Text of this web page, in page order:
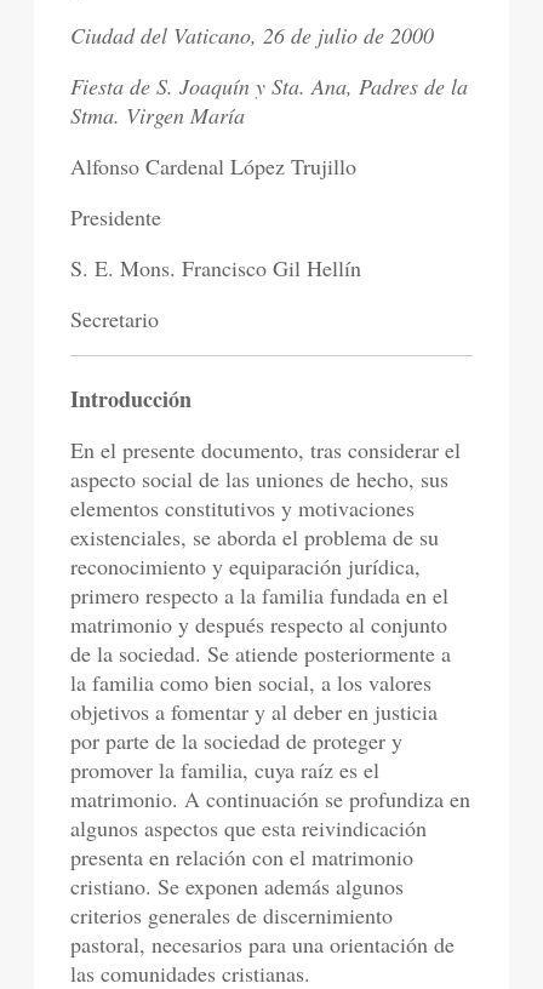
Ciudad del Vaticano, 26 de julio de 2000
Fiesta de S. Joaquín y Sta. Ana, Padres de la
Stma. Virgen María
Alfonso Cardenal López Trujillo
Presidente
S. E. Mons. Francisco Gil Hellín
Secretario
Introducción
En el presente documento, tras considerar el
aspecto social de las uniones de hecho, sus
elementos constitutivos y motivaciones
existenciales, se aborda el problema de su
reconocimiento y equiparación jurídica,
primero respecto a la familia fundada en el
matrimonio y después respecto al conjunto
de la sociedad. Se atiende posteriormente a
la familia como bien social, a los valores
objetivos a fomentar y al deber en justicia
por parte de la sociedad de proteger y
promover la familia, cuya raíz es el
matrimonio. A continuación se profundiza en
algunos aspectos que esta reivindicación
presenta en relación con el matrimonio
cristiano. Se exponen además algunos
criterios generales de discernimiento
pastoral, necesarios para una orientación de
las comunidades cristianas.